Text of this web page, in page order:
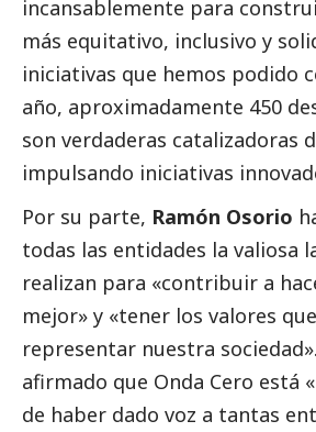
incansablemente para
más equitativo, inclusivo y
iniciativas que hemos podido
año, aproximadamente 450
son verdaderas catalizadoras
impulsando iniciativas
Por su parte, Ramón Osorio
todas las entidades la valiosa
realizan para «contribuir a
mejor» y «tener los valores
representar nuestra
afirmado que Onda Cero está
de haber dado voz a tantas